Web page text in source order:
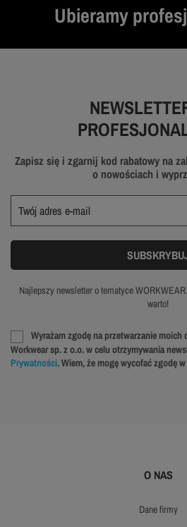
Ubieramy
Zapisz się i zgarnij kod rabatowy na
o nowościach i
Najlepszy newsletter o tematyce
warto!
Wyrażam zgodę na przetwarzanie
Workwear sp. z o.o. w celu otrzymywania
Prywatności. Wiem, że mogę wycofać zgodę
O NAS
dane firmy